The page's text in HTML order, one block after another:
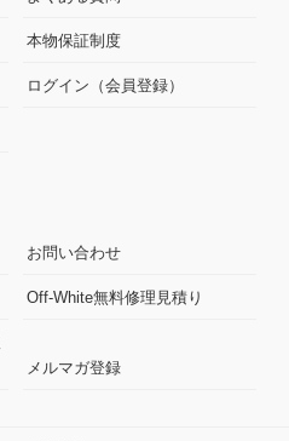
本物保証制度
ログイン（会員登録）
お問い合わせ
Off-White無料修理見積り
メルマガ登録